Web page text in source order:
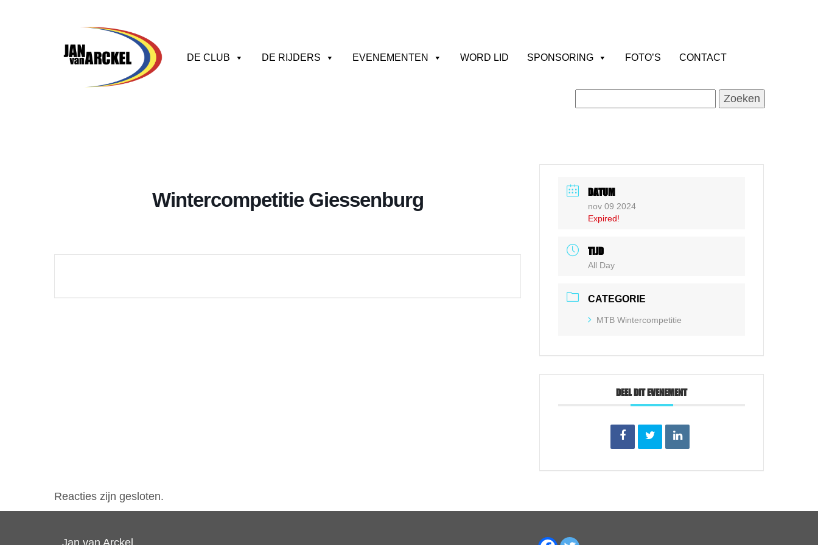
DE CLUB DE RIJDERS EVENEMENTEN WORD LID SPONSORING FOTO’S CONTACT
naar:
Wintercompetitie Giessenburg DATUM
nov 09 2024
Expired!
TIJD
All Day
CATEGORIE
MTB Wintercompetitie
DEEL DIT EVENEMENT
Reacties zijn gesloten.
Jan van Arckel